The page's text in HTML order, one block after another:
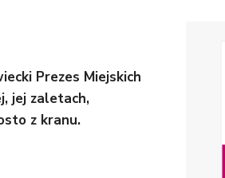
Prezes Miejskich
jej zaletach,
z kranu.